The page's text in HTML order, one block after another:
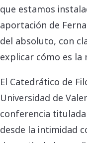
que estamos
aportación de
del absoluto, con
explicar cómo es la
El Catedrático de
Universidad de
conferencia
desde la intimidad